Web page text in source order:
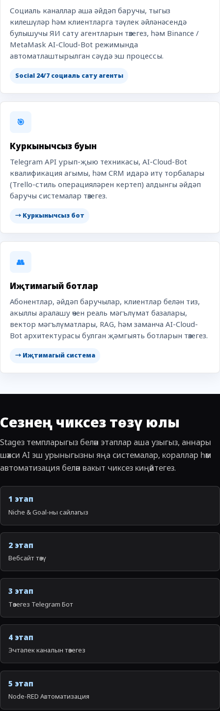
Социаль каналлар аша әйдәп баручы, тыгыз
килешүләр һәм клиентларга тәүлек әйләнәсендә
булышучы ЯИ сату агентларын төзегез, һәм Binance /
MetaMask AI-Cloud-Bot режимында
автоматлаштырылган сәүдә эш процессы.
Social 24/7 социаль сату агенты
🎯
Куркынычсыз буын
Telegram API урып-җыю техникасы, AI-Cloud-Bot
квалификация агымы, һәм CRM идарә итү торбалары
(Trello-стиль операцияләрен кертеп) алдынгы әйдәп
баручы системалар төзегез.
→ Куркынычсыз бот
👥
Иҗтимагый ботлар
Абонентлар, әйдәп баручылар, клиентлар белән тиз,
акыллы аралашу өчен реаль мәгълүмат базалары,
вектор мәгълүматлары, RAG, һәм заманча AI-Cloud-
Bot архитектурасы булган җәмгыять ботларын төзегез.
→ Иҗтимагый система
Сезнең чиксез төзү юлы
Stageз темпларыгыз белән этаплар аша узыгыз, аннары
шәхси AI эш урыныгызны яңа системалар, кораллар һәм
автоматизация белән вакыт чиксез киңәйтегез.
1 этап
Niche & Goal-ны сайлагыз
2 этап
Вебсайт төзү
3 этап
Төзегез Telegram Бот
4 этап
Эчтәлек каналын төзегез
5 этап
Node-RED Автоматизация